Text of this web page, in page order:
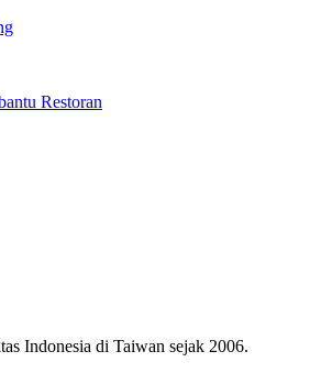
Restoran
Indonesia di Taiwan sejak 2006.